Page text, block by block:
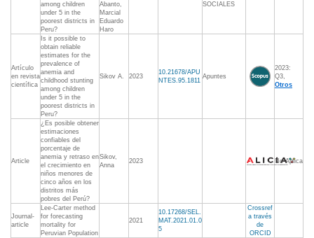
among children
under 5 in the
poorest districts in
Peru?
Abanto,
Marcial
Eduardo
Haro
SOCIALES
Artículo
en revista
científica
Is it possible to
obtain reliable
estimates for the
prevalence of
anemia and
childhood stunting
among children
under 5 in the
poorest districts in
Peru?
Sikov A. 2023
10.21678/APU
NTES.95.1811
Apuntes
2023:
Q3,
Otros
Article
¿Es posible obtener
estimaciones
confiables del
porcentaje de
anemia y retraso en
el crecimiento en
niños menores de
cinco años en los
distritos más
pobres del Perú?
Sikov,
Anna
2023 No Aplica
Journal-
article
Lee-Carter method
for forecasting
mortality for
Peruvian Population
2021
10.17268/SEL.
MAT.2021.01.0
5
Crossref
a través
de
ORCID